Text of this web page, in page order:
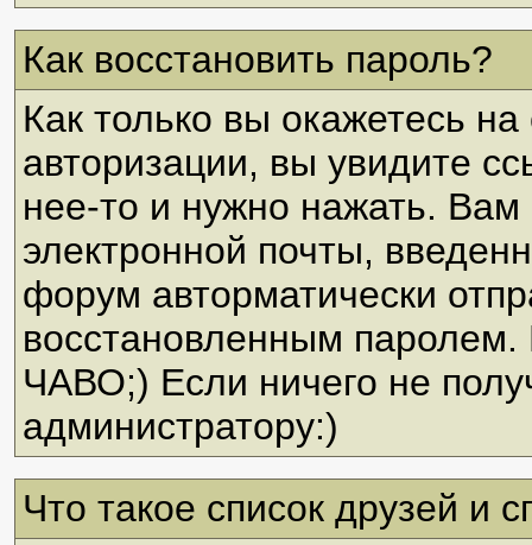
Как восстановить пароль?
Как только вы окажетесь
авторизации, вы увидите
нее-то и нужно нажать. Вам
электронной почты,
форум авторматически
восстановленным паролем.
ЧАВО;) Если ничего не
администратору:)
Что такое список друзей и